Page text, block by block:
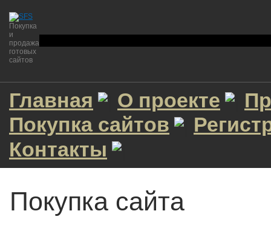
Покупка
и
продажа
готовых
сайтов
Главная О проекте
Покупка сайтов
Контакты
Покупка сайта